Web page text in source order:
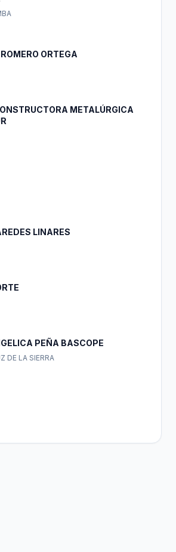
ORTEGA
METALÚRGICA
LINARES
PEÑA BASCOPE
DE LA SIERRA